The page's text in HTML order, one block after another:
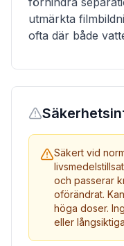
utmärkta
ofta där både
Säkert vid
och passerar
oförändrat.
höga doser.
eller